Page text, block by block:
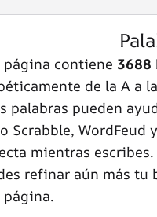
página contiene 3688
de la A a
palabras pueden
Scrabble, WordFeud
mientras escribes.
refinar aún más
página.